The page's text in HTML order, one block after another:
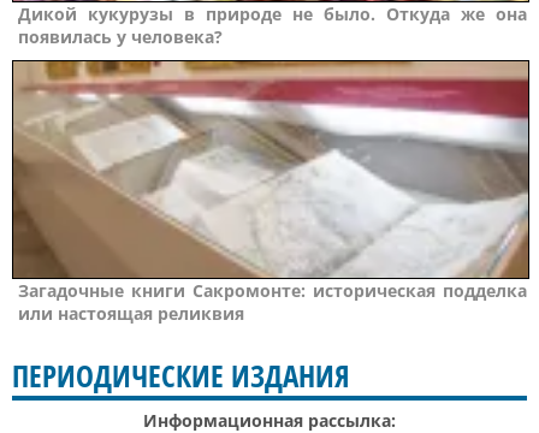
Дикой кукурузы в природе не было. Откуда же она
появилась у человека?
Загадочные книги Сакромонте: историческая подделка
или настоящая реликвия
ПЕРИОДИЧЕСКИЕ ИЗДАНИЯ
Информационная рассылка: